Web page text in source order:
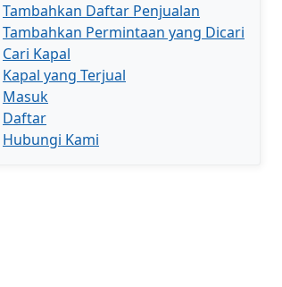
Tambahkan Daftar Penjualan
Tambahkan Permintaan yang Dicari
Cari Kapal
Kapal yang Terjual
Masuk
Daftar
Hubungi Kami